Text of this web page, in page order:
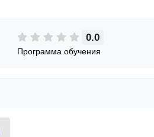
0.0
Программа обучения